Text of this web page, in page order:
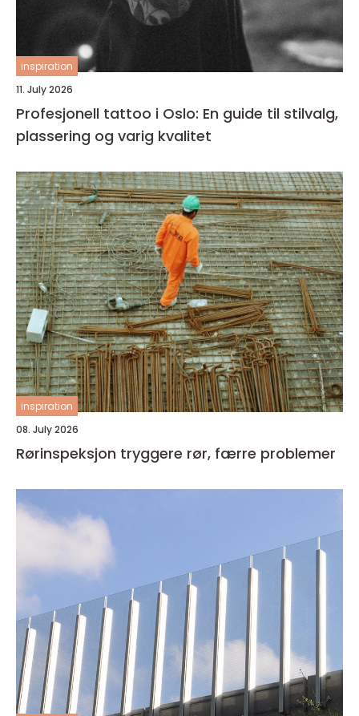
inspiration
11. July 2026
Profesjonell tattoo i Oslo: En guide til stilvalg,
plassering og varig kvalitet
inspiration
08. July 2026
Rørinspeksjon tryggere rør, færre problemer